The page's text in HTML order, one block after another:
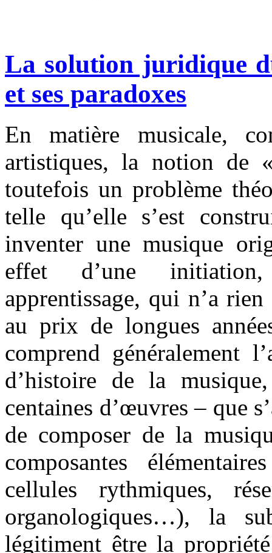
La solution juridique
et ses paradoxes
En matière musicale,
artistiques, la notion de
toutefois un problème
telle qu’elle s’est
inventer une musique
effet d’une
apprentissage, qui n’a
au prix de longues
comprend généralement
d’histoire de la
centaines d’œuvres – que
de composer de la
composantes
cellules rythmiques,
organologiques…), la
légitiment être la